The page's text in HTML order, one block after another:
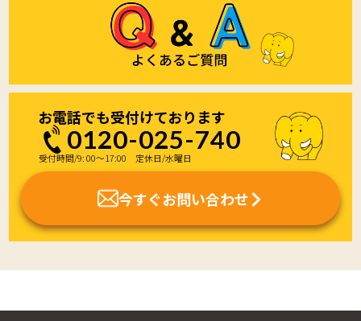
お電話でも受付けております
0120-025-740
受付時間/9: 00～17:00 定休日/水曜日
今すぐお問い合わせ